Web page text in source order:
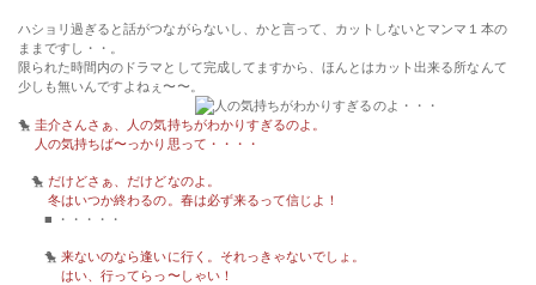
ハショリ過ぎると話がつながらないし、かと言って、カットしないとマンマ１本の
ままですし・・。
限られた時間内のドラマとして完成してますから、ほんとはカット出来る所なんて
少しも無いんですよねぇ〜〜。
🐤圭介さんさぁ、人の気持ちがわかりすぎるのよ。
人の気持ちば〜っかり思って・・・・
🐤だけどさぁ、だけどなのよ。
冬はいつか終わるの。春は必ず来るって信じよ！
■ ・・・・・
🐤来ないのなら逢いに行く。それっきゃないでしょ。
はい、行ってらっ〜しゃい！